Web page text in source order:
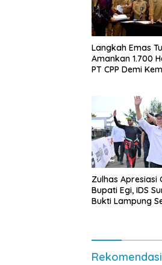
Langkah Emas
Amankan 1.700
PT CPP Demi
Zulhas Apresiasi
Bupati Egi, IDS
Bukti Lampung